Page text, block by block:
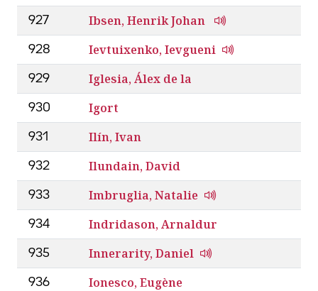
927 Ibsen, Henrik Johan
928 Ievtuixenko, Ievgueni
929 Iglesia, Álex de la
930 Igort
931 Ilín, Ivan
932 Ilundain, David
933 Imbruglia, Natalie
934 Indridason, Arnaldur
935 Innerarity, Daniel
936 Ionesco, Eugène